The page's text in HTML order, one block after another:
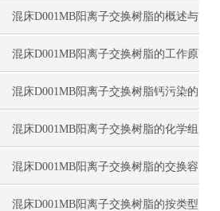
洗与污染原因
混床D001MB阳离子交换树脂的概述与
置换原理
混床D001MB阳离子交换树脂的工作原
理与选用
混床D001MB阳离子交换树脂钙污染的
处理与预防
混床D001MB阳离子交换树脂的化学组
成介绍
混床D001MB阳离子交换树脂的交换容
量与性能
混床D001MB阳离子交换树脂的按类型